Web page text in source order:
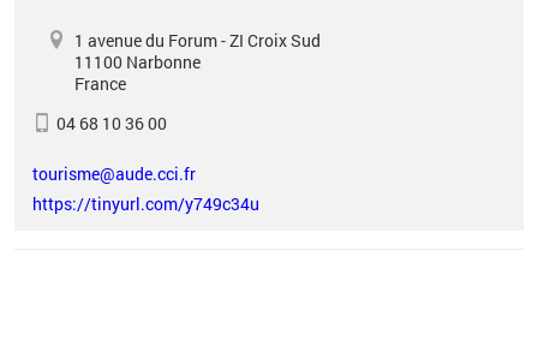
1 avenue du Forum - ZI Croix Sud
11100 Narbonne
France
04 68 10 36 00
tourisme@aude.cci.fr
https://tinyurl.com/y749c34u